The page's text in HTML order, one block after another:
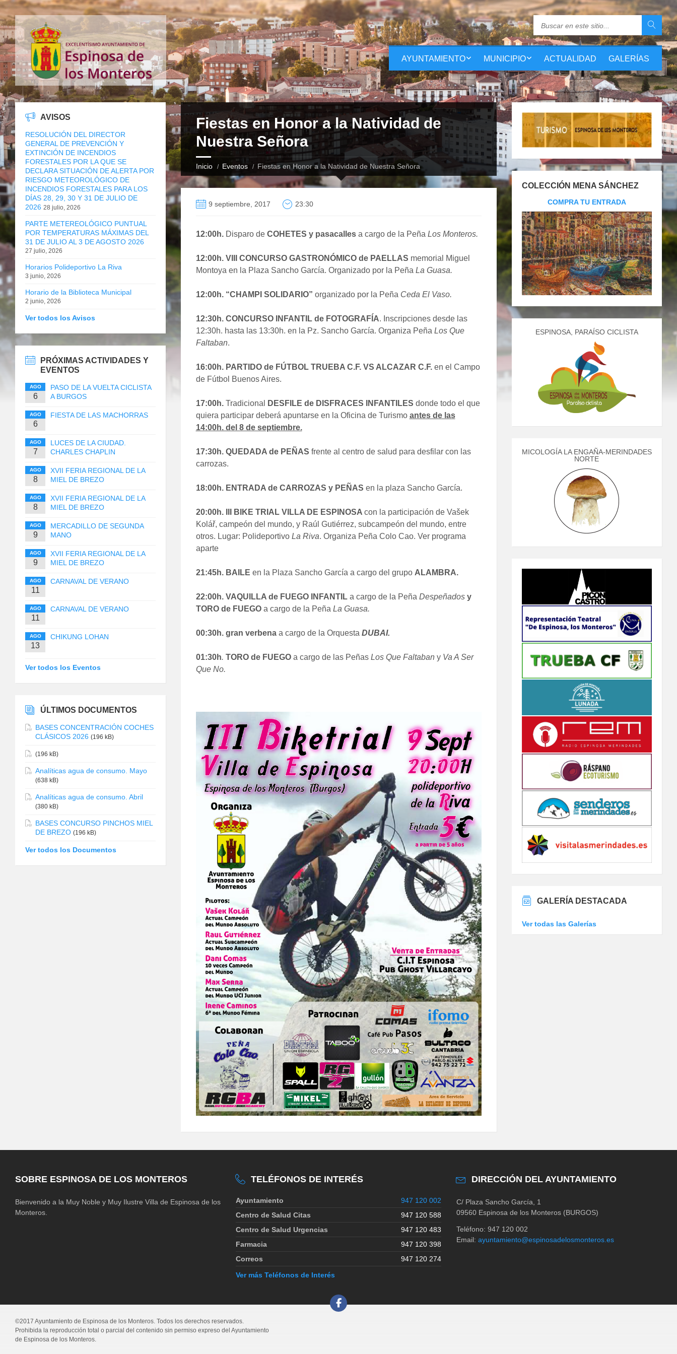
AYUNTAMIENTO MUNICIPIO ACTUALIDAD GALERÍAS
Fiestas en Honor a la Natividad de
Nuestra Señora
Inicio Eventos Fiestas en Honor a la Natividad de Nuestra Señora
9 septiembre, 2017 23:30
12:00h.Disparo de COHETES y pasacallesa cargo de la Peña Los Monteros.
12:00h. VIII CONCURSO GASTRONÓMICO de PAELLAS memorial Miguel
Montoya en la Plaza Sancho García. Organizado por la Peña La Guasa.
12:00h. “CHAMPI SOLIDARIO” organizado por la Peña Ceda El Vaso.
12:30h. CONCURSO INFANTIL de FOTOGRAFÍA. Inscripciones desde las
12:30h. hasta las 13:30h. en la Pz. Sancho García. Organiza Peña Los Que
Faltaban.
16:00h. PARTIDO de FÚTBOL TRUEBA C.F. VS ALCAZAR C.F. en el Campo
de Fútbol Buenos Aires.
17:00h.Tradicional DESFILE de DISFRACES INFANTILES donde todo el que
quiera participar deberá apuntarse en la Oficina de Turismo antes de las
14:00h. del 8 de septiembre.
17:30h. QUEDADA de PEÑAS frente al centro de salud para desfilar con las
carrozas.
18:00h. ENTRADA de CARROZAS y PEÑAS en la plaza Sancho García.
20:00h. III BIKE TRIAL VILLA DE ESPINOSA con la participación de Vašek
Kolář, campeón del mundo, y Raúl Gutiérrez, subcampeón del mundo, entre
otros. Lugar: Polideportivo La Riva. Organiza Peña Colo Cao. Ver programa
aparte
21:45h. BAILE en la Plaza Sancho García a cargo del grupo ALAMBRA.
22:00h. VAQUILLA de FUEGO INFANTIL a cargo de la Peña Despeñadosy
TORO de FUEGO a cargo de la Peña La Guasa.
00:30h. gran verbenaa cargo de la Orquesta DUBAI.
01:30h. TORO de FUEGOa cargo de las Peñas Los Que Faltaban yVa A Ser
Que No.
AVISOS
RESOLUCIÓN DEL DIRECTOR
GENERAL DE PREVENCIÓN Y
EXTINCIÓN DE INCENDIOS
FORESTALES POR LA QUE SE
DECLARA SITUACIÓN DE ALERTA POR
RIESGO METEOROLÓGICO DE
INCENDIOS FORESTALES PARA LOS
DÍAS 28, 29, 30 Y 31 DE JULIO DE
2026 28 julio, 2026
PARTE METEREOLÓGICO PUNTUAL
POR TEMPERATURAS MÁXIMAS DEL
31 DE JULIO AL 3 DE AGOSTO 2026
27 julio, 2026
Horarios Polideportivo La Riva
3 junio, 2026
Horario de la Biblioteca Municipal
2 junio, 2026
Ver todos los Avisos
PRÓXIMAS ACTIVIDADES Y
EVENTOS
AGO
6
PASO DE LA VUELTA CICLISTA
A BURGOS
AGO
6
FIESTA DE LAS MACHORRAS
AGO
7
LUCES DE LA CIUDAD.
CHARLES CHAPLIN
AGO
8
XVII FERIA REGIONAL DE LA
MIEL DE BREZO
AGO
8
XVII FERIA REGIONAL DE LA
MIEL DE BREZO
AGO
9
MERCADILLO DE SEGUNDA
MANO
AGO
9
XVII FERIA REGIONAL DE LA
MIEL DE BREZO
AGO
11
CARNAVAL DE VERANO
AGO
11
CARNAVAL DE VERANO
AGO
13
CHIKUNG LOHAN
Ver todos los Eventos
ÚLTIMOS DOCUMENTOS
BASES CONCENTRACIÓN COCHES
CLÁSICOS 2026 (196 kB)
(196 kB)
Analíticas agua de consumo. Mayo
(638 kB)
Analíticas agua de consumo. Abril
(380 kB)
BASES CONCURSO PINCHOS MIEL
DE BREZO (196 kB)
Ver todos los Documentos
COLECCIÓN MENA SÁNCHEZ
COMPRA TU ENTRADA
ESPINOSA, PARAÍSO CICLISTA
MICOLOGÍA LA ENGAÑA-MERINDADES
NORTE
GALERÍA DESTACADA
Ver todas las Galerías
SOBRE ESPINOSA DE LOS MONTEROS
Bienvenido a la Muy Noble y Muy Ilustre Villa de Espinosa de los
Monteros.
TELÉFONOS DE INTERÉS
Ayuntamiento
947 120 002
Centro de Salud Citas
947 120 588
Centro de Salud Urgencias
947 120 483
Farmacia
947 120 398
Correos
947 120 274
Ver más Teléfonos de Interés
DIRECCIÓN DEL AYUNTAMIENTO
C/ Plaza Sancho García, 1
09560 Espinosa de los Monteros (BURGOS)
Teléfono: 947 120 002
Email: ayuntamiento@espinosadelosmonteros.es
©2017 Ayuntamiento de Espinosa de los Monteros. Todos los derechos reservados.
Prohibida la reproducción total o parcial del contenido sin permiso expreso del Ayuntamiento
de Espinosa de los Monteros.